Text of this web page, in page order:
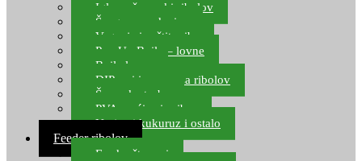
Igle za šaranski ribolov
Špage, upredenice
Vaganje i zaštita ribe
Pop Up Boile – lovne
Boile lovne
DIP-ovi i arome za ribolov
Šaranske torbe
PVA vrećice i pribor
Umjetni kukuruz i ostalo
Feeder ribolov
Feeder štapovi